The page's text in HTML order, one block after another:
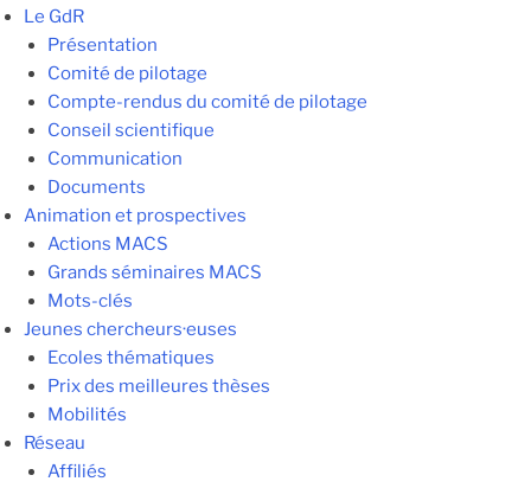
Le GdR
Présentation
Comité de pilotage
Compte-rendus du comité de pilotage
Conseil scientifique
Communication
Documents
Animation et prospectives
Actions MACS
Grands séminaires MACS
Mots-clés
Jeunes chercheurs·euses
Ecoles thématiques
Prix des meilleures thèses
Mobilités
Réseau
Affiliés